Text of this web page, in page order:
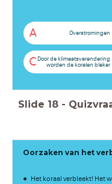
A Overstromingen
CDoor de klimaatsverandering
worden de koralen bleker
Slide 18 -
Oorzaken van het
Het koraal verbleekt! Het